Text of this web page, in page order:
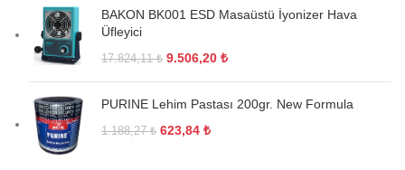
BAKON BK001 ESD Masaüstü İyonizer Hava
Üfleyici
17.824,11₺ 9.506,20 ₺
PURINE Lehim Pastası 200gr. New Formula
1.188,27₺ 623,84 ₺